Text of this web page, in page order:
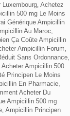
Achetez
500 mg Le Moins
Générique Ampicillin
Au Maroc,
Ça Coûte Ampicillin
Ampicillin Forum,
Sans Ordonnance,
Ampicillin 500
Principen Le Moins
En Pharmacie,
Acheter Du
Ampicillin 500 mg
Ampicillin Principen